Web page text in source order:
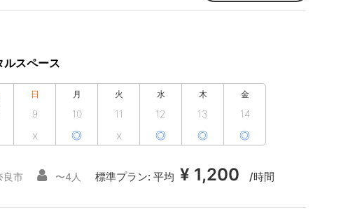
ルスペース
日
9
x
月
10
◎
火
11
x
水
12
◎
木
13
◎
金
14
◎
良市 〜4人 標準プラン:平均 ¥ 1,200 /時間